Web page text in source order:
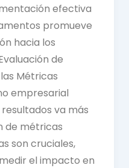
efectiva
promueve
hacia los
de
Métricas
empresarial
va más
de métricas
son cruciales,
el impacto en